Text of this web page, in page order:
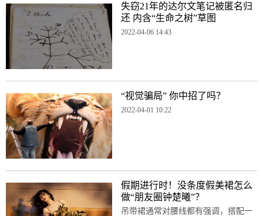
失窃21年的达尔文笔记被匿名归
还 内含“生命之树”草图
2022-04-06 14:43
“视觉骗局” 你中招了吗？
2022-04-01 10:22
假期进行时！没条度假美裙怎么
做“朋友圈钟楚曦”？
吊带裙通常对腰线都有强调，搭配一